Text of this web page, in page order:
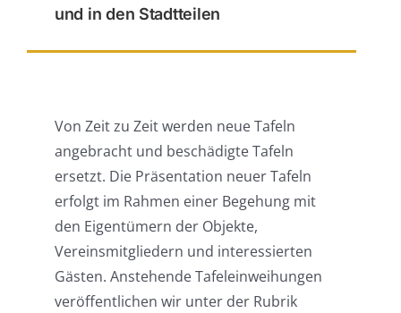
und in den Stadtteilen
Von Zeit zu Zeit werden neue Tafeln
angebracht und beschädigte Tafeln
ersetzt. Die Präsentation neuer Tafeln
erfolgt im Rahmen einer Begehung mit
den Eigentümern der Objekte,
Vereinsmitgliedern und interessierten
Gästen. Anstehende Tafeleinweihungen
veröffentlichen wir unter der Rubrik